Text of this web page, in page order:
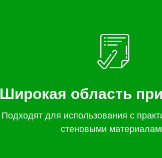
Широкая область
Подходят для использования с
стеновыми